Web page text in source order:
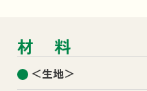
材料
＜生地＞